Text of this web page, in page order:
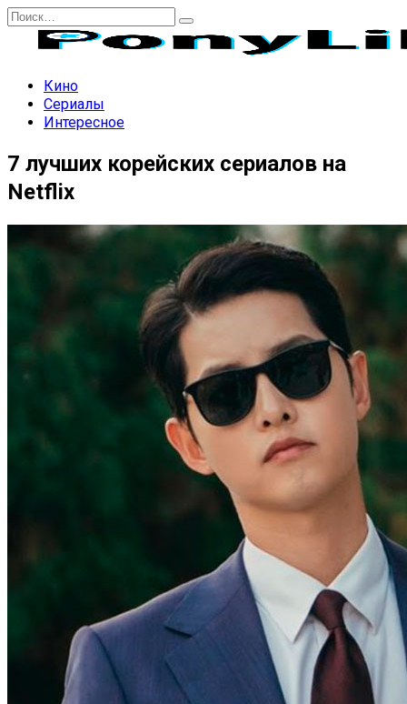
Перейти
содержанию
Search
Кино
Сериалы
Интересное
7 лучших корейских сериалов на
Netflix